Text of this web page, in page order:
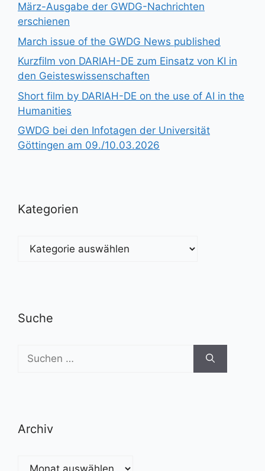
März-Ausgabe der GWDG-Nachrichten
erschienen
March issue of the GWDG News published
Kurzfilm von DARIAH-DE zum Einsatz von KI in
den Geisteswissenschaften
Short film by DARIAH-DE on the use of AI in the
Humanities
GWDG bei den Infotagen der Universität
Göttingen am 09./10.03.2026
Kategorien
Kategorien
Suche
Suchen
nach:
Archiv
Archiv